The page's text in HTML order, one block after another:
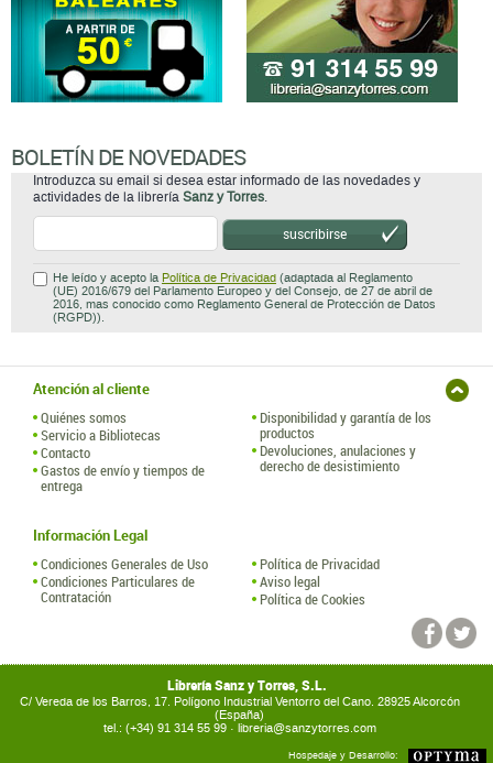
BOLETÍN DE NOVEDADES
Introduzca su email si desea estar informado de las novedades y
actividades de la librería Sanz y Torres.
suscribirse
He leído y acepto la Política de Privacidad (adaptada al Reglamento
(UE) 2016/679 del Parlamento Europeo y del Consejo, de 27 de abril de
2016, mas conocido como Reglamento General de Protección de Datos
(RGPD)).
Atención al cliente
Quiénes somos
Servicio a Bibliotecas
Contacto
Gastos de envío y tiempos de
entrega
Disponibilidad y garantía de los
productos
Devoluciones, anulaciones y
derecho de desistimiento
Información Legal
Condiciones Generales de Uso
Condiciones Particulares de
Contratación
Política de Privacidad
Aviso legal
Política de Cookies
Librería Sanz y Torres, S.L.
C/ Vereda de los Barros, 17. Polígono Industrial Ventorro del Cano. 28925 Alcorcón
(España)
tel.: (+34) 91 314 55 99 · libreria@sanzytorres.com
Hospedaje y Desarrollo: